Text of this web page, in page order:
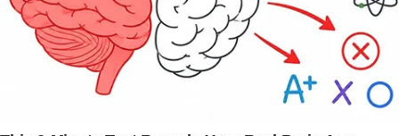
reside nos Estados Unidos. As empresas afirmam
que ordens relacionadas ao bloqueio de contas e
conteúdos produziriam efeitos fora do território